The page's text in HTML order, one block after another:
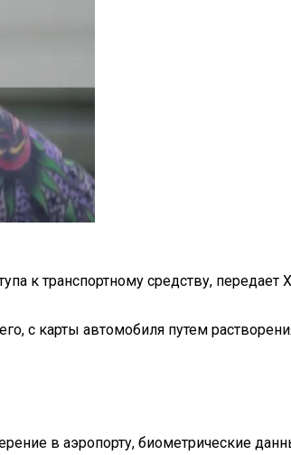
к транспортному средству, передает
с карты автомобиля путем
в аэропорту, биометрические